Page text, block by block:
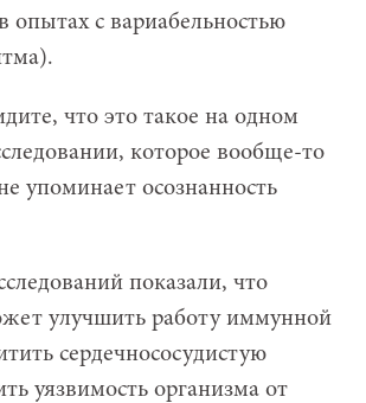
опытах с вариабельностью
что это такое на одном
которое вообще-то
упоминает осознанность
показали, что
улучшить работу иммунной
сердечнососудистую
уязвимость организма от